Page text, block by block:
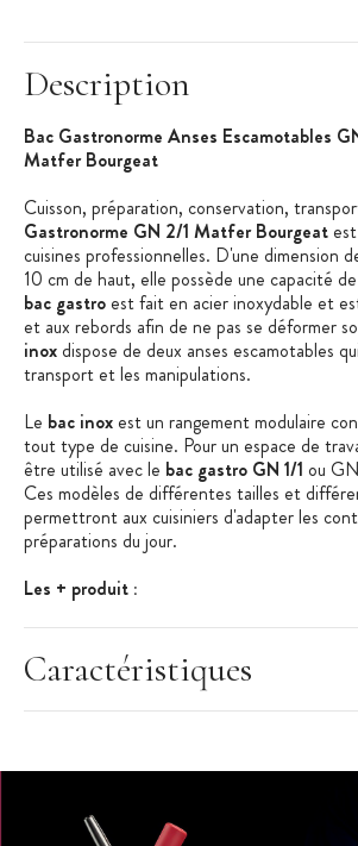
Description
Bac Gastronorme Anses Escamotables
Matfer Bourgeat
Cuisson, préparation, conservation,
Gastronorme GN 2/1 Matfer Bourgeat
cuisines professionnelles. D'une dimension
10 cm de haut, elle possède une capacité
bac gastro est fait en acier inoxydable et
et aux rebords afin de ne pas se déformer
inox dispose de deux anses escamotables
transport et les manipulations.
Le bac inox est un rangement modulaire
tout type de cuisine. Pour un espace de
être utilisé avec le bac gastro GN 1/1 ou
Ces modèles de différentes tailles et
permettront aux cuisiniers d'adapter les
préparations du jour.
Les + produit :
Fabriqué en France
Bac gastronorme conforme aux normes
Bac Gastronorme Anses Escamotables
Caractéristiques